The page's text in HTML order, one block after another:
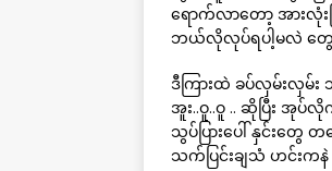
ရောက်လာတော့ အားလုံ
ဘယ်လိုလုပ်ရပါ့မလဲ တွေး
ဒီကြားထဲ ခပ်လှမ်းလှမ်
အူး..ဝူ..ဝူ .. ဆိုပြီး အု
သွပ်ပြားပေါ် နှင်းတွ
သက်ပြင်းချသံ ဟင်းကနဲ